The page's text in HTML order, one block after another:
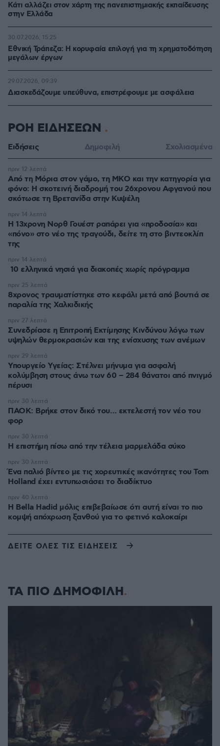
Κάτι αλλάζει στον χάρτη της πανεπιστημιακής εκπαίδευσης
στην Ελλάδα
Εθνική Τράπεζα: Η κορυφαία επιλογή για τη χρηματοδότηση
μεγάλων έργων
30.07.2026, 15:25
Διασκεδάζουμε υπεύθυνα, επιστρέφουμε με ασφάλεια
29.07.2026, 09:39
ΡΟΗ ΕΙΔΗΣΕΩΝ
Ειδήσεις Δημοφιλή Σχολιασμένα
Από τη Μόρια στον γάμο, τη ΜΚΟ και την κατηγορία για
φόνο: Η σκοτεινή διαδρομή του 26χρονου Αφγανού που
σκότωσε τη Βρετανίδα στην Κυψέλη
πριν 12 λεπτά
Η 13χρονη Νορθ Γουέστ ραπάρει για «προδοσία» και
«πόνο» στο νέο της τραγούδι, δείτε τη στο βιντεοκλίπ
της
πριν 14 λεπτά
10 ελληνικά νησιά για διακοπές χωρίς πρόγραμμα
πριν 14 λεπτά
8χρονος τραυματίστηκε στο κεφάλι μετά από βουτιά σε
παραλία της Χαλκιδικής
πριν 25 λεπτά
Συνεδρίασε η Επιτροπή Εκτίμησης Κινδύνου λόγω των
υψηλών θερμοκρασιών και της ενίσχυσης των ανέμων
πριν 27 λεπτά
Υπουργείο Υγείας: Στέλνει μήνυμα για ασφαλή
κολύμβηση στους άνω των 60 – 284 θάνατοι από πνιγμό
πέρυσι
πριν 29 λεπτά
ΠΑΟΚ: Βρήκε στον δικό του… εκτελεστή τον νέο του
φορ
πριν 30 λεπτά
Η επιστήμη πίσω από την τέλεια μαρμελάδα σύκο
πριν 30 λεπτά
Ένα παλιό βίντεο με τις χορευτικές ικανότητες του Tom
Holland έχει εντυπωσιάσει το διαδίκτυο
πριν 30 λεπτά
Η Bella Hadid μόλις επιβεβαίωσε ότι αυτή είναι το πιο
κομψή απόχρωση ξανθού για το φετινό καλοκαίρι
πριν 40 λεπτά
ΔΕΙΤΕ ΟΛΕΣ ΤΙΣ ΕΙΔΗΣΕΙΣ
ΤΑ ΠΙΟ ΔΗΜΟΦΙΛΗ